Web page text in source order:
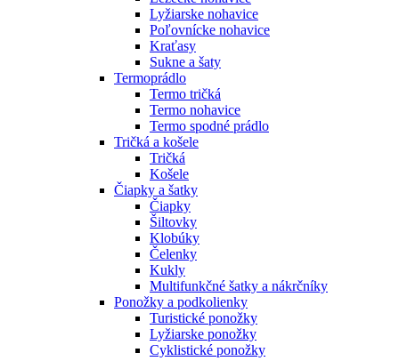
Lyžiarske nohavice
Poľovnícke nohavice
Kraťasy
Sukne a šaty
Termoprádlo
Termo tričká
Termo nohavice
Termo spodné prádlo
Tričká a košele
Tričká
Košele
Čiapky a šatky
Čiapky
Šiltovky
Klobúky
Čelenky
Kukly
Multifunkčné šatky a nákrčníky
Ponožky a podkolienky
Turistické ponožky
Lyžiarske ponožky
Cyklistické ponožky